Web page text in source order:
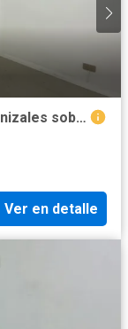
Local en arriendo en el centro de Manizales sobre vía principal
Ver en detalle